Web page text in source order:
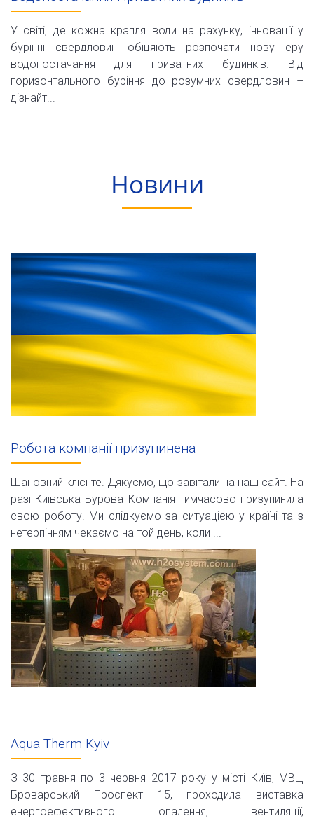
У світі, де кожна крапля води на рахунку, інновації у
бурінні свердловин обіцяють розпочати нову еру
водопостачання для приватних будинків. Від
горизонтального буріння до розумних свердловин –
дізнайт...
Новини
Робота компанії призупинена
Шановний клієнте. Дякуємо, що завітали на наш сайт. На
разі Київська Бурова Компанія тимчасово призупинила
свою роботу. Ми слідкуємо за ситуацією у країні та з
нетерпінням чекаємо на той день, коли ...
Aqua Therm Kyiv
З 30 травня по 3 червня 2017 року у місті Київ, МВЦ
Броварський Проспект 15, проходила виставка
енергоефективного опалення, вентиляції,